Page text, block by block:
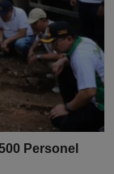
Personel